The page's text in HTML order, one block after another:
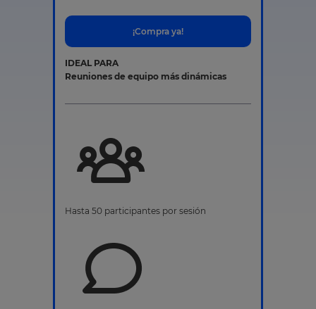
¡Compra ya!
IDEAL PARA
Reuniones de equipo más dinámicas
Hasta 50 participantes por sesión